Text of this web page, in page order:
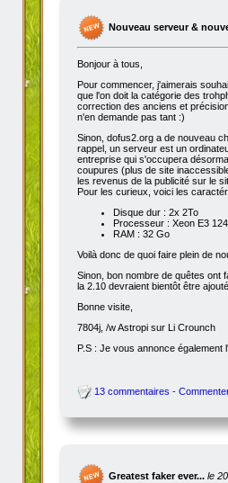
Nouveau serveur &
Bonjour à tous,
Pour commencer, j'aimerais
que l'on doit la catégorie des
correction des anciens et
n'en demande pas tant :)
Sinon, dofus2.org a de nouveau
rappel, un serveur est un
entreprise qui s'occupera
coupures (plus de site
les revenus de la publicité sur le
Pour les curieux, voici les
Disque dur : 2x 2To
Processeur : Xeon E3
RAM : 32 Go
Voilà donc de quoi faire plein de
Sinon, bon nombre de quêtes ont
la 2.10 devraient bientôt être
Bonne visite,
7804j, /w Astropi sur Li Crounch
P.S : Je vous annonce
13 commentaires -
Greatest faker ever... le